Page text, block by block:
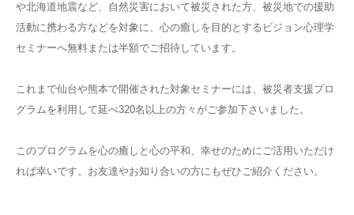
や北海道地震など、自然災害において被災された方、被災地での援助
活動に携わる方などを対象に、心の癒しを目的とするビジョン心理学
セミナーへ無料または半額でご招待しています。
これまで仙台や熊本で開催された対象セミナーには、被災者支援プロ
グラムを利用して延べ320名以上の方々がご参加下さいました。
このプログラムを心の癒しと心の平和、幸せのためにご活用いただけ
れば幸いです。お友達やお知り合いの方にもぜひご紹介ください。